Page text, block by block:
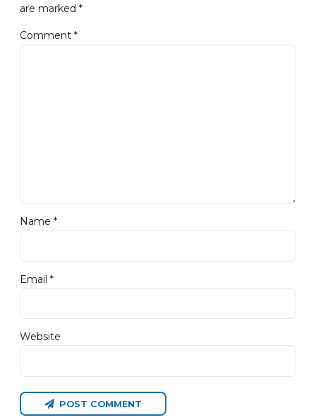
are marked *
Comment *
Name *
Email *
Website
POST COMMENT